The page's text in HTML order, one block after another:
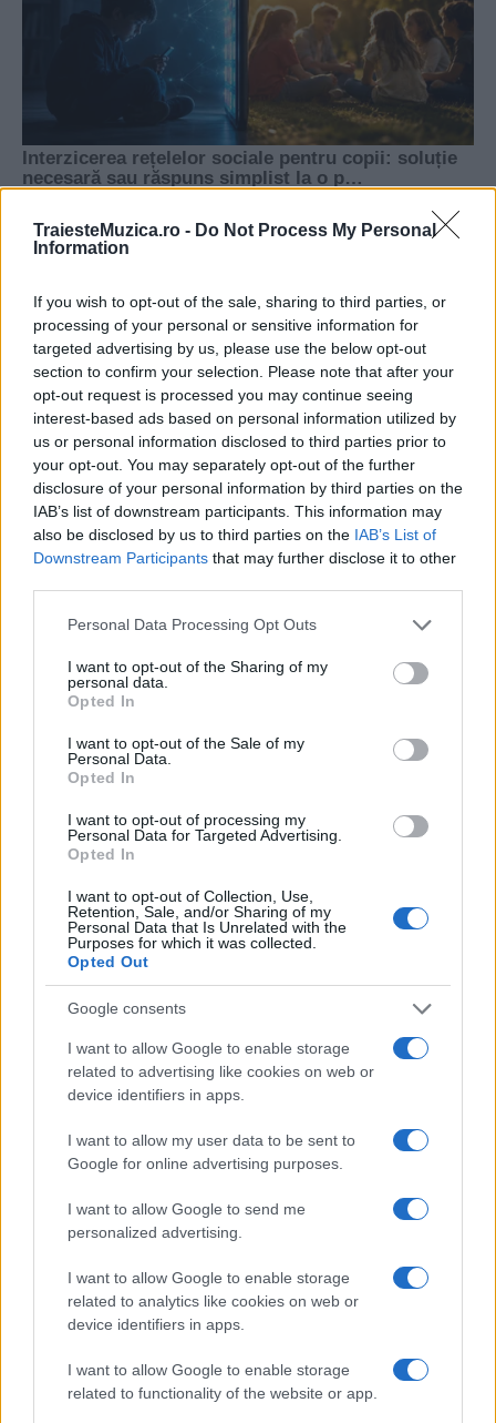
TraiesteMuzica.ro - Do Not Process My Personal
Information
If you wish to opt-out of the sale, sharing to third parties, or
processing of your personal or sensitive information for
targeted advertising by us, please use the below opt-out
section to confirm your selection. Please note that after your
opt-out request is processed you may continue seeing
interest-based ads based on personal information utilized by
us or personal information disclosed to third parties prior to
your opt-out. You may separately opt-out of the further
disclosure of your personal information by third parties on the
IAB’s list of downstream participants. This information may
also be disclosed by us to third parties on the IAB’s List of
Downstream Participants that may further disclose it to other
Please note that this website/app uses one or more Google
not limited to your visit or usage behaviour. You may click to
grant or deny consent to Google and its third-party tags to
use your data for below specified purposes in below Google
consent section.
Personal Data Processing Opt Outs
I want to opt-out of the Sharing of my
personal data.
Opted In
I want to opt-out of the Sale of my
Personal Data.
Opted In
I want to opt-out of processing my
Personal Data for Targeted Advertising.
Opted In
I want to opt-out of Collection, Use,
Retention, Sale, and/or Sharing of my
Personal Data that Is Unrelated with the
Purposes for which it was collected.
Opted Out
Google consents
I want to allow Google to enable storage
related to advertising like cookies on web or
device identifiers in apps.
I want to allow my user data to be sent to
Google for online advertising purposes.
I want to allow Google to send me
personalized advertising.
I want to allow Google to enable storage
related to analytics like cookies on web or
device identifiers in apps.
I want to allow Google to enable storage
related to functionality of the website or app.